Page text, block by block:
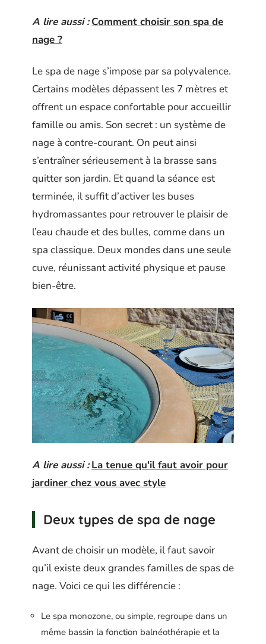
A lire aussi : Comment choisir son spa de
nage ?
Le spa de nage s’impose par sa polyvalence.
Certains modèles dépassent les 7 mètres et
offrent un espace confortable pour accueillir
famille ou amis. Son secret : un système de
nage à contre-courant. On peut ainsi
s’entraîner sérieusement à la brasse sans
quitter son jardin. Et quand la séance est
terminée, il suffit d’activer les buses
hydromassantes pour retrouver le plaisir de
l’eau chaude et des bulles, comme dans un
spa classique. Deux mondes dans une seule
cuve, réunissant activité physique et pause
bien-être.
A lire aussi : La tenue qu'il faut avoir pour
jardiner chez vous avec style
Deux types de spa de nage
Avant de choisir un modèle, il faut savoir
qu’il existe deux grandes familles de spas de
nage. Voici ce qui les différencie :
Le spa monozone, ou simple, regroupe dans un
même bassin la fonction balnéothérapie et la